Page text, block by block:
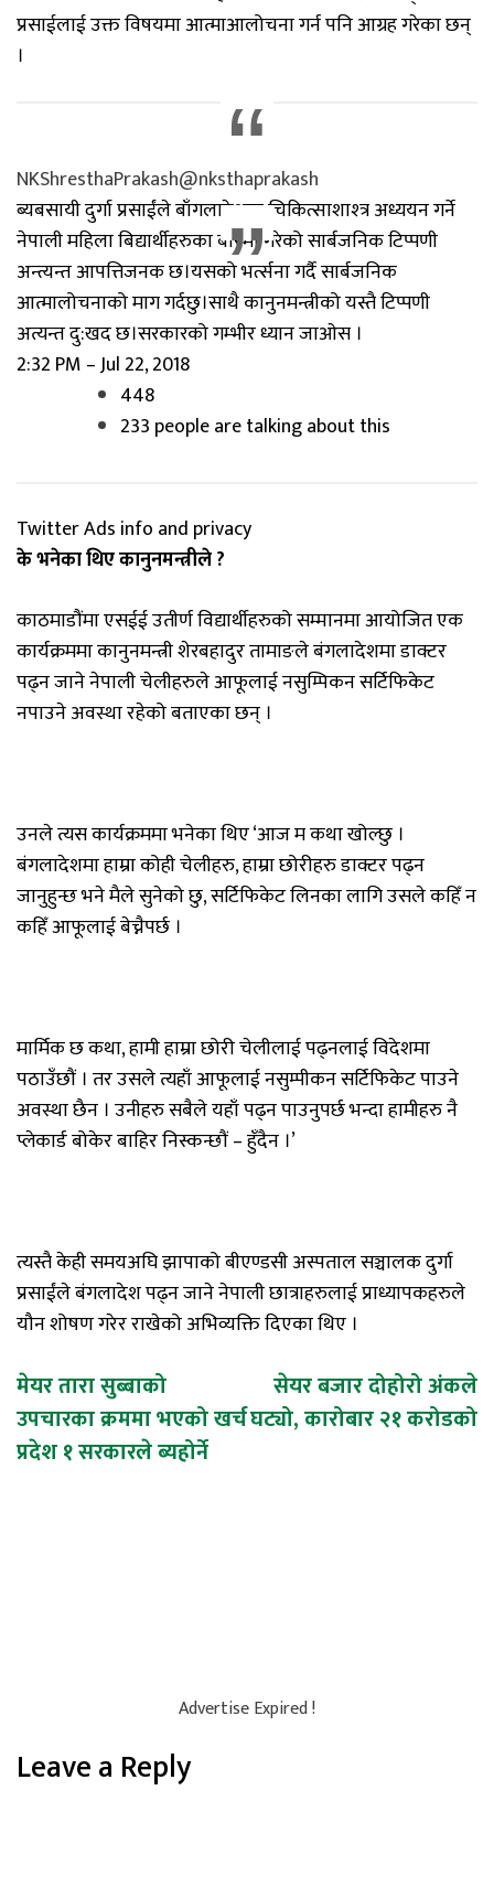
प्रसाईलाई उक्त विषयमा आत्माआलोचना गर्न पनि आग्रह गरेका छन्
।
NKShresthaPrakash@nksthaprakash
ब्यबसायी दुर्गा प्रसाईंले बाँगलादेशमा चिकित्साशाश्त्र अध्ययन गर्ने
नेपाली महिला बिद्यार्थीहरुका बारेमा गरेको सार्बजनिक टिप्पणी
अन्त्यन्त आपत्तिजनक छ।यसको भर्त्सना गर्दै सार्बजनिक
आत्मालोचनाको माग गर्दछु।साथै कानुनमन्त्रीको यस्तै टिप्पणी
अत्यन्त दु:खद छ।सरकारको गम्भीर ध्यान जाओस ।
2:32 PM – Jul 22, 2018
448
233 people are talking about this
Twitter Ads info and privacy
के भनेका थिए कानुनमन्त्रीले ?
काठमाडौंमा एसईई उतीर्ण विद्यार्थीहरुको सम्मानमा आयोजित एक
कार्यक्रममा कानुनमन्त्री शेरबहादुर तामाङले बंगलादेशमा डाक्टर
पढ्न जाने नेपाली चेलीहरुले आफूलाई नसुम्पिकन सर्टिफिकेट
नपाउने अवस्था रहेको बताएका छन् ।
उनले त्यस कार्यक्रममा भनेका थिए ‘आज म कथा खोल्छु ।
बंगलादेशमा हाम्रा कोही चेलीहरु, हाम्रा छोरीहरु डाक्टर पढ्न
जानुहुन्छ भने मैले सुनेको छु, सर्टिफिकेट लिनका लागि उसले कहिँ न
कहिँ आफूलाई बेच्नैपर्छ ।
मार्मिक छ कथा, हामी हाम्रा छोरी चेलीलाई पढ्नलाई विदेशमा
पठाउँछौं । तर उसले त्यहाँ आफूलाई नसुम्पीकन सर्टिफिकेट पाउने
अवस्था छैन । उनीहरु सबैले यहाँ पढ्न पाउनुपर्छ भन्दा हामीहरु नै
प्लेकार्ड बोकेर बाहिर निस्कन्छौं – हुँदैन ।’
त्यस्तै केही समयअघि झापाको बीएण्डसी अस्पताल सञ्चालक दुर्गा
प्रसाईंले बंगलादेश पढ्न जाने नेपाली छात्राहरुलाई प्राध्यापकहरुले
यौन शोषण गरेर राखेको अभिव्यक्ति दिएका थिए ।
Post
navigation
मेयर तारा सुब्बाको
उपचारका क्रममा भएको खर्च
प्रदेश १ सरकारले ब्यहोर्ने
सेयर बजार दोहोरो अंकले
घट्यो, कारोबार २१ करोडको
Advertise Expired !
Leave a Reply